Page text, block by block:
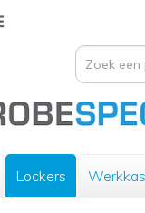
Lockers